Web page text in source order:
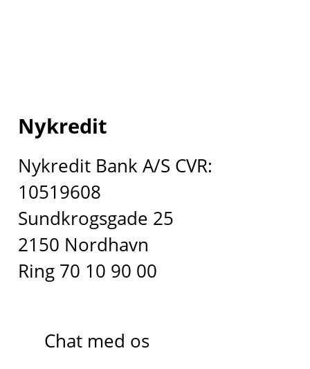
Nykredit
Nykredit Bank A/S CVR:
10519608
Sundkrogsgade 25
2150 Nordhavn
Ring 70 10 90 00
Chat med os